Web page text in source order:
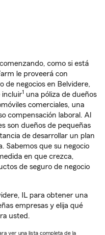
como si está
le proveerá con
de negocios en Belvidere,
incluir1 una póliza de dueños
comerciales, una
compensación laboral. Al
son dueños de pequeñas
de desarrollar un plan
Sabemos que su negocio
en que crezca,
de seguro de negocio
IL para obtener una
empresas y elija qué
usted.
ver una lista completa de la